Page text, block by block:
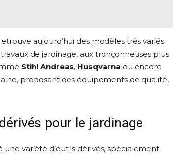
aujourd’hui des modèles très variés
de jardinage, aux tronçonneuses plus
Stihl Andreas, Husqvarna ou encore
proposant des équipements de qualité,
pour le jardinage
variété d’outils dérivés, spécialement